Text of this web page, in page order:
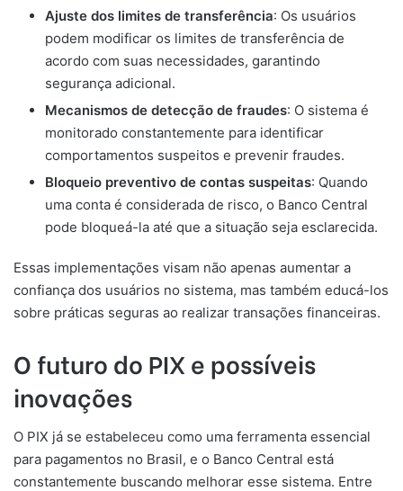
Ajuste dos limites de transferência: Os usuários
podem modificar os limites de transferência de
acordo com suas necessidades, garantindo
segurança adicional.
Mecanismos de detecção de fraudes: O sistema é
monitorado constantemente para identificar
comportamentos suspeitos e prevenir fraudes.
Bloqueio preventivo de contas suspeitas: Quando
uma conta é considerada de risco, o Banco Central
pode bloqueá-la até que a situação seja esclarecida.
Essas implementações visam não apenas aumentar a
confiança dos usuários no sistema, mas também educá-los
sobre práticas seguras ao realizar transações financeiras.
O futuro do PIX e possíveis
inovações
O PIX já se estabeleceu como uma ferramenta essencial
para pagamentos no Brasil, e o Banco Central está
constantemente buscando melhorar esse sistema. Entre